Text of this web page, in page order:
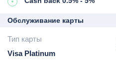
Обслуживание карты
Тип карты
Visa Platinum